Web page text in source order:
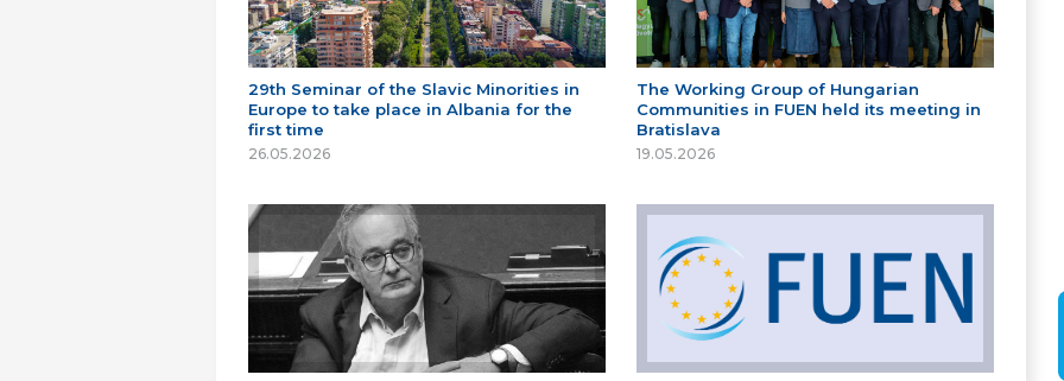
29th Seminar of the Slavic Minorities in
Europe to take place in Albania for the
first time
26.05.2026
The Working Group of Hungarian
Communities in FUEN held its meeting in
Bratislava
19.05.2026